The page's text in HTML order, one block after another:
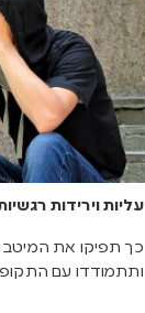
עליות וירידות
כך תפיקו את
ותתמודדו עם